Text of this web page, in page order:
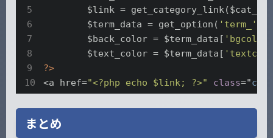
	$term_data = get_option(
'term_'
	$back_color = $term_data[
'bgcolor'
	$text_color = $term_data[
?>
<a href="<?php echo $link; ?>" class="cate
まとめ